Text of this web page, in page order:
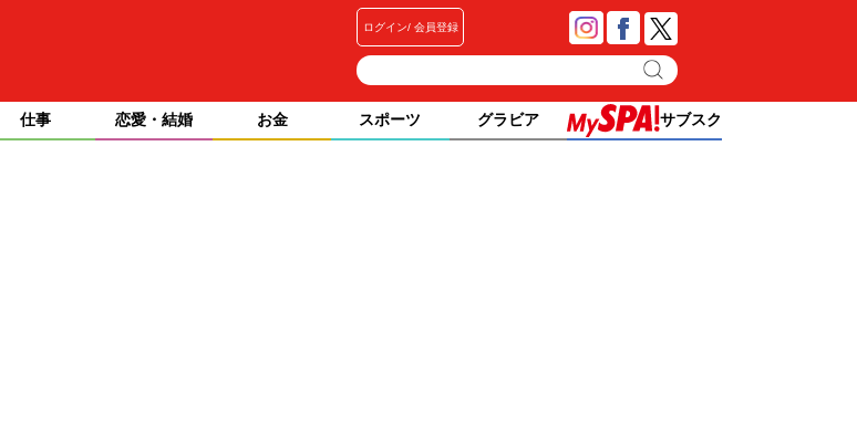
ログイン 会員登録
仕事 恋愛・結婚 お金 スポーツ グラビア サブスク